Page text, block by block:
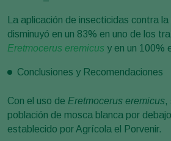
La aplicación de insecticidas contra
disminuyó en un 83% en uno de los
Eretmocerus eremicus y en un 100%
Conclusiones y Recomendaciones
Con el uso de Eretmocerus eremicus,
población de mosca blanca por
establecido por Agrícola el Porvenir.